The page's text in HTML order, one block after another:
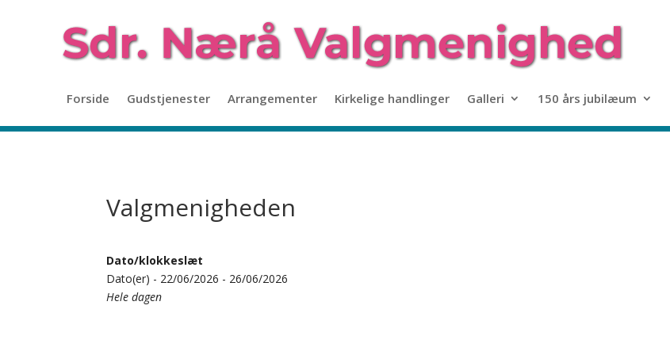
Forside Gudstjenester Arrangementer Kirkelige handlinger Galleri 150 års jubilæum
Valgmenigheden
Dato/klokkeslæt
Dato(er) - 22/06/2026 - 26/06/2026
Hele dagen